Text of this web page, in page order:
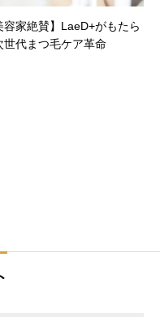
容家絶賛】LaeD+がもたら
世代まつ毛ケア革命